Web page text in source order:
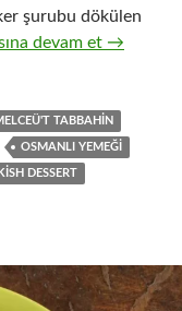
şurubu dökülen
– SÜTLÜ AŞ –
devam et →
TABBAHIN
OSMANLI YEMEĞI
DESSERT